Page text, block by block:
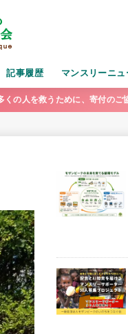
事履歴 マンスリーニ
の人を救うために、寄付のご